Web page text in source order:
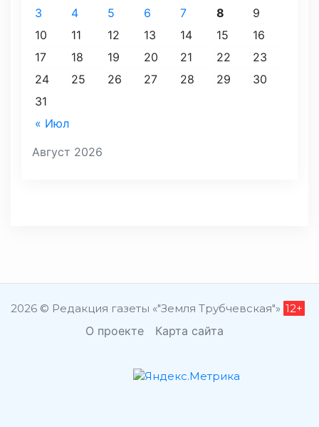
Август 2026
« Июл
3
4 5 6 7 8
9
10
11 12 13 14 15
16
17
18 19 20 21 22
23
24
25 26 27 28 29
30
31
2026 © Редакция газеты «"Земля Трубчевская"» 12+
О проекте Карта сайта